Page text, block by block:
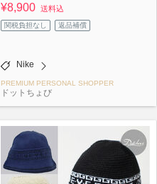
¥8,900 送料込
関税負担なし 返品補償
Nike
PREMIUM PERSONAL SHOPPER
ドットちょび